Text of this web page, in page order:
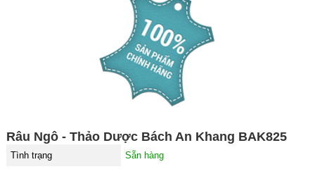
Râu Ngô - Thảo Dược Bách An Khang BAK825
Tình trạng
Sẵn hàng